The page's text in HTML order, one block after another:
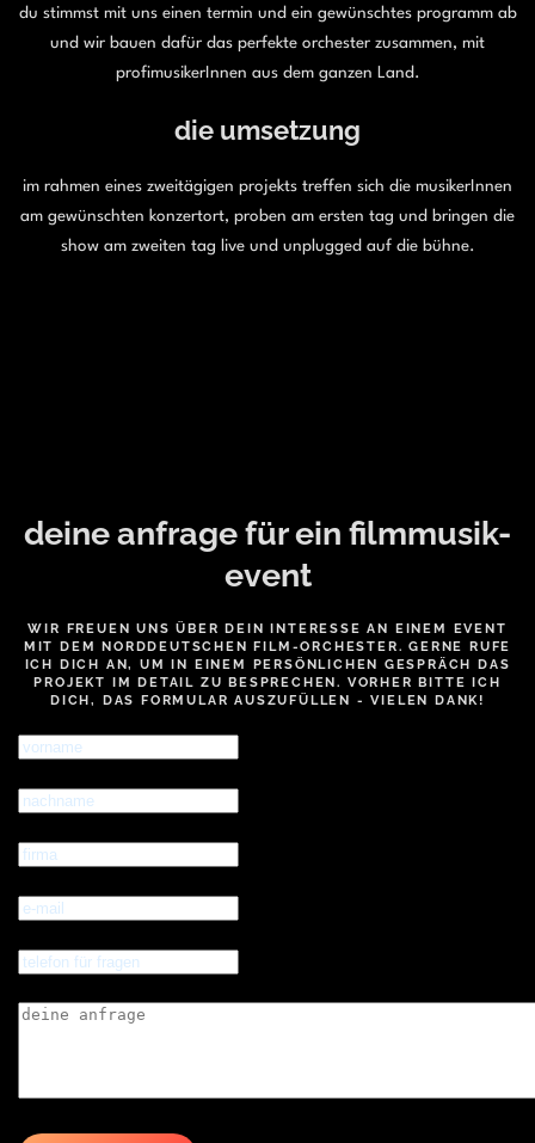
du stimmst mit uns einen termin und ein gewünschtes programm ab
und wir bauen dafür das perfekte orchester zusammen, mit
profimusikerInnen aus dem ganzen Land.
die umsetzung
im rahmen eines zweitägigen projekts treffen sich die musikerInnen
am gewünschten konzertort, proben am ersten tag und bringen die
show am zweiten tag live und unplugged auf die bühne.
deine anfrage für ein filmmusik-
event
WIR FREUEN UNS ÜBER DEIN INTERESSE AN EINEM EVENT
MIT DEM NORDDEUTSCHEN FILM-ORCHESTER. GERNE RUFE
ICH DICH AN, UM IN EINEM PERSÖNLICHEN GESPRÄCH DAS
PROJEKT IM DETAIL ZU BESPRECHEN. VORHER BITTE ICH
DICH, DAS FORMULAR AUSZUFÜLLEN - VIELEN DANK!